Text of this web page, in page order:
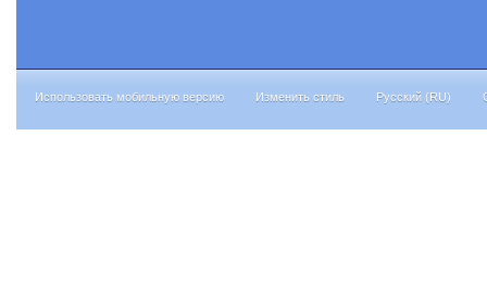
Использовать мобильную версию Изменить стиль Русский (RU)